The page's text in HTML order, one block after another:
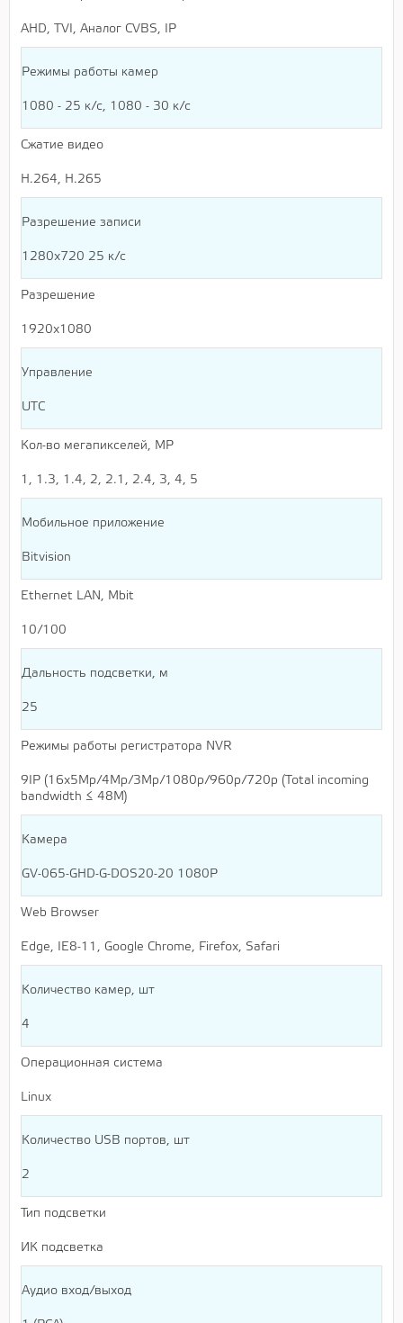
AHD, TVI, Аналог CVBS, IP
Режимы работы камер
1080 - 25 к/c, 1080 - 30 к/с
Сжатие видео
H.264, H.265
Разрешение записи
1280x720 25 к/с
Разрешение
1920x1080
Управление
UTC
Кол-во мегапикселей, MP
1, 1.3, 1.4, 2, 2.1, 2.4, 3, 4, 5
Мобильное приложение
Bitvision
Ethernet LAN, Mbit
10/100
Дальность подсветки, м
25
Режимы работы регистратора NVR
9IP (16х5Mр/4Mр/3Mр/1080р/960р/720р (Total incoming
bandwidth ≤ 48M)
Камера
GV-065-GHD-G-DOS20-20 1080P
Web Browser
Edge, IE8-11, Google Chrome, Firefox, Safari
Количество камер, шт
4
Операционная система
Linux
Количество USB портов, шт
2
Тип подсветки
ИК подсветка
Аудио вход/выход